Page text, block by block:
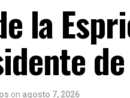
la
on agosto 7, 2026